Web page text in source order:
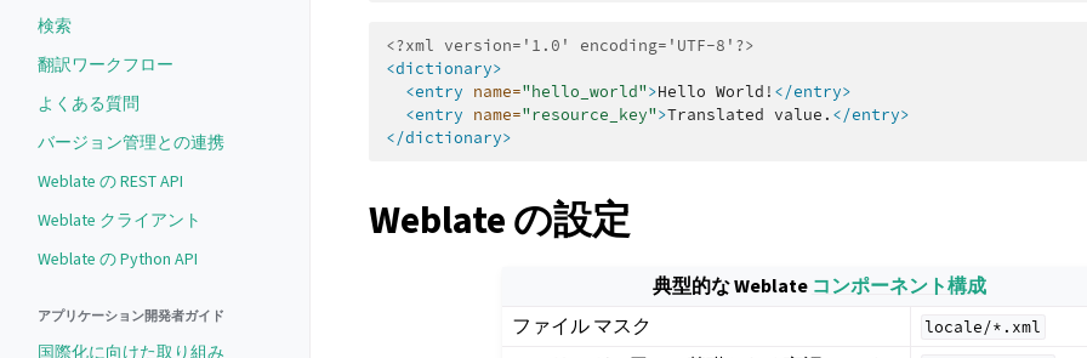
検索
翻訳ワークフロー
よくある質問
バージョン管理との連携
Weblate の REST API
Weblate クライアント
Weblate の Python API
アプリケーション開発者ガイド
国際化に向けた取り組み
<?xml version='1.0' encoding='UTF-8'?>
<dictionary>
<entry name="hello_world">Hello World! </entry>
<entry name="resource_key">Translated value. </entry>
</dictionary>
Weblate の設定
典型的な Weblate コンポーネント構成
ファイル マスク
locale/*.xml